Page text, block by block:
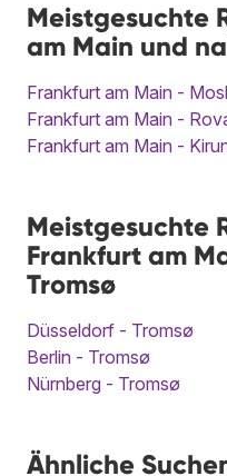
Meistgesuchte
am Main und
Frankfurt am Main -
Frankfurt am Main -
Frankfurt am Main -
Meistgesuchte
Frankfurt am
Tromsø
Düsseldorf - Tromsø
Berlin - Tromsø
Nürnberg - Tromsø
Ähnliche